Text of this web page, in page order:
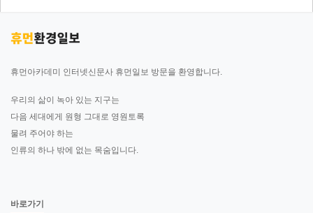
휴먼아카데미 인터넷신문사 휴먼일보 방문을 환영합니다.
우리의 삶이 녹아 있는 지구는
다음 세대에게 원형 그대로 영원토록
물려 주어야 하는
인류의 하나 밖에 없는 목숨입니다.
바로가기